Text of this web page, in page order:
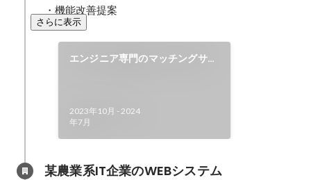
・機能改善提案
さらに表示
エンジニア専門のマッチングサー
2023年10月 -2024
年7月
某農業系IT企業のWEBシステム